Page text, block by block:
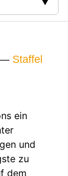
Staffel
ein
und
zu
dem